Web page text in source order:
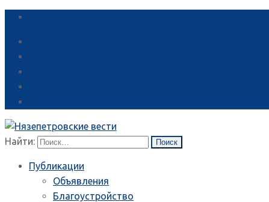
Найти:
Публикации
Объявления
Благоустройство